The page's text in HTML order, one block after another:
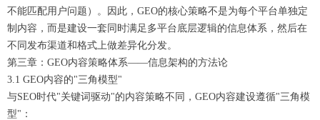
不能匹配用户问题）。因此，GEO的核心策略不是为每个平台单独定
制内容，而是建设一套同时满足多平台底层逻辑的信息体系，然后在
不同发布渠道和格式上做差异化分发。
第三章：GEO内容策略体系——信息架构的方法论
3.1 GEO内容的"三角模型"
与SEO时代"关键词驱动"的内容策略不同，GEO内容建设遵循"三角模
型"：